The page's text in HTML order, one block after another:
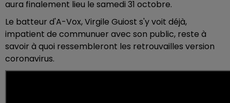
aura finalement lieu le samedi 31 octobre.
Le batteur d'A-Vox, Virgile Guiost s'y voit déjà,
impatient de communuer avec son public, reste à
savoir à quoi ressembleront les retrouvailles version
coronavirus.